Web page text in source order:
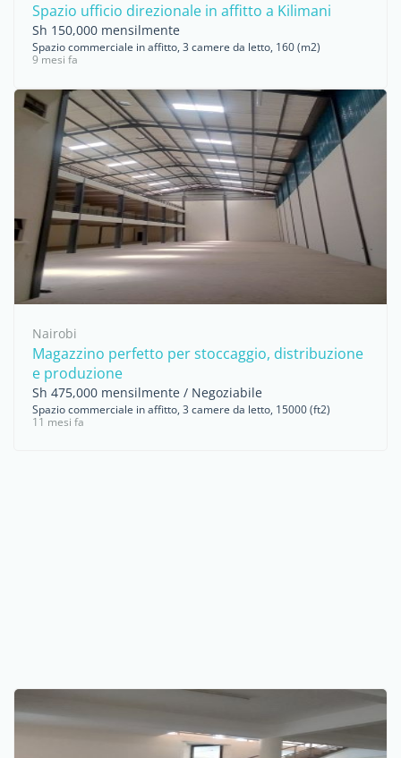
Spazio ufficio direzionale in affitto a Kilimani
Sh 150,000 mensilmente
Spazio commerciale in affitto, 3 camere da letto, 160 (m2)
9 mesi fa
Nairobi
Magazzino perfetto per stoccaggio, distribuzione
e produzione
Sh 475,000 mensilmente / Negoziabile
Spazio commerciale in affitto, 3 camere da letto, 15000 (ft2)
11 mesi fa